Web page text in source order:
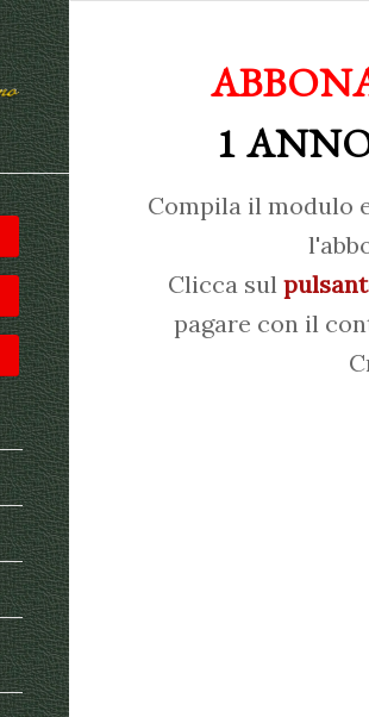
1
Compila il modulo
Clicca sul
pagare con il